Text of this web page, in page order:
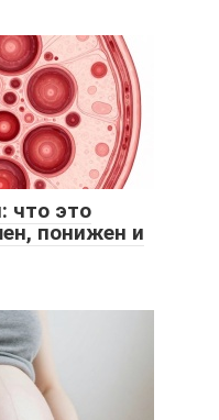
что это
понижен и